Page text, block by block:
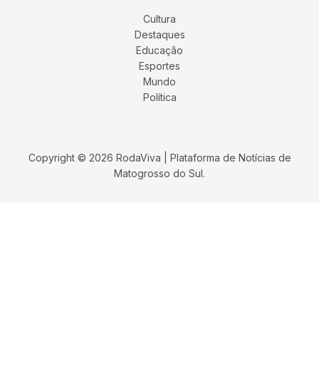
Cultura
Destaques
Educação
Esportes
Mundo
Política
Copyright © 2026 RodaViva | Plataforma de Notícias de
Matogrosso do Sul.